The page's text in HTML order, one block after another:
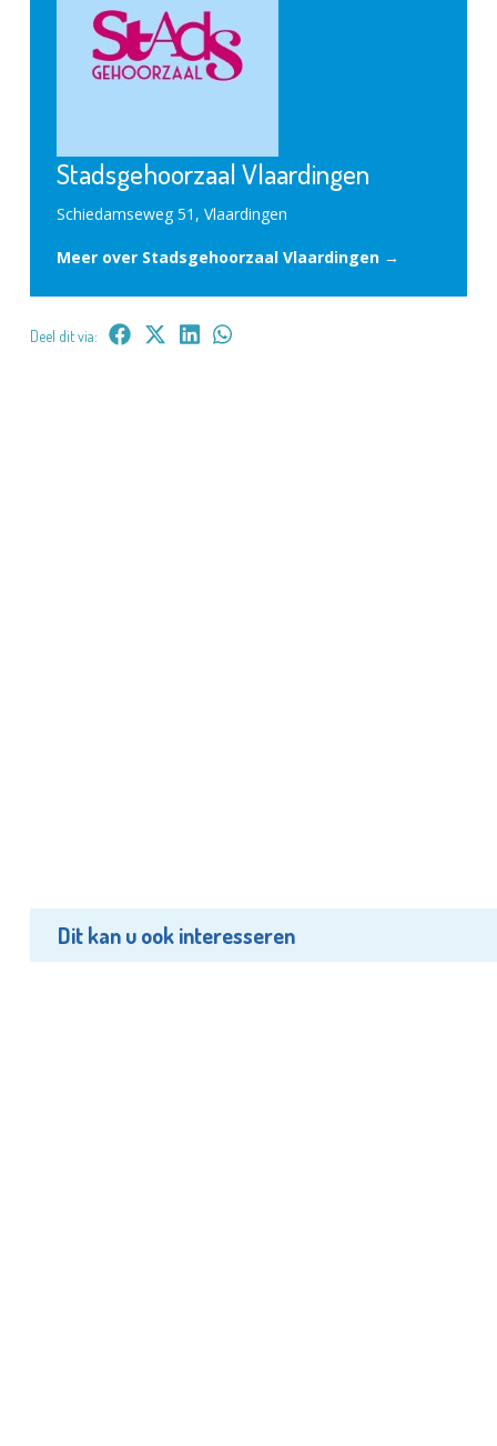
Stadsgehoorzaal Vlaardingen
Schiedamseweg 51, Vlaardingen
Meer over Stadsgehoorzaal Vlaardingen →
Deel dit via:
Dit kan u ook interesseren